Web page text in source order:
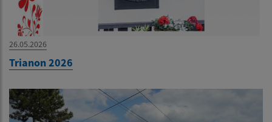
26.05.2026
Trianon 2026